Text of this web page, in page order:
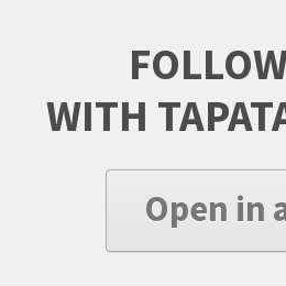
WITH
Open in